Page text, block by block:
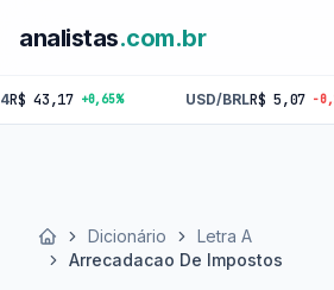
analistas.com.br
43,17 +0,65% USD/BRLR$ 5,07 -0,10%
Início Dicionário
Letra A
Arrecadacao De Impostos